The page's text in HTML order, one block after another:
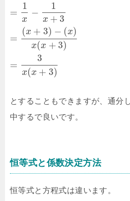
=
1
x
−
1
x + 3
=
(x + 3) − (x)
x(x + 3)
=
3
x(x + 3)
とすることもできますが、通分
中するで良いです。
恒等式と係数決定方法
恒等式と方程式は違います。